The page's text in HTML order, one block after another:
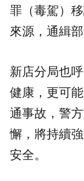
罪（毒駕）
來源，通緝
新店分局也
健康，更可
通事故，警
懈，將持續
安全。